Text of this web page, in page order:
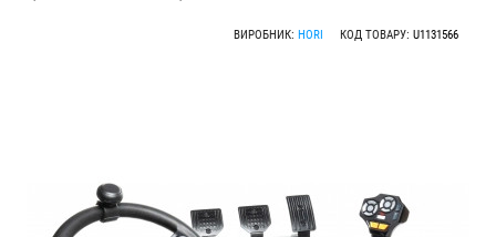
ВИРОБНИК: HORI КОД ТОВАРУ: U1131566